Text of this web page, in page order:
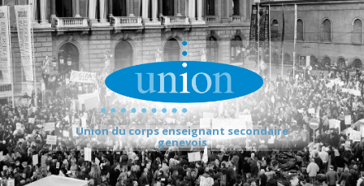
Union du corps enseignant secondaire
genevois